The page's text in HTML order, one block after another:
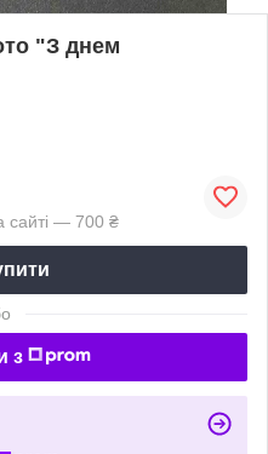
"З днем
сайті — 700 ₴
з